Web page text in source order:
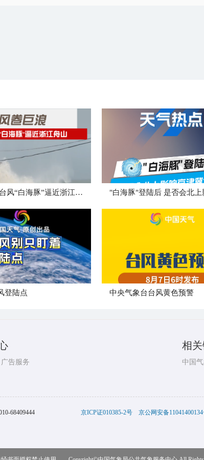
狂风卷巨浪 台风“白海豚”逼近浙江舟山
登陆点 ​中央气象台台风黄色预警
广告服务
相
中国
68409444 京ICP证010385-2号 京公网安备